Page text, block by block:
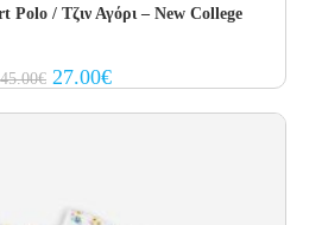
Polo / Τζιν Αγόρι – New College
45.00€ Original
price
27.00€Current
price